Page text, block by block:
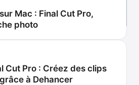
Mac : Final Cut Pro,
photo
Cut Pro : Créez des clips
à Dehancer